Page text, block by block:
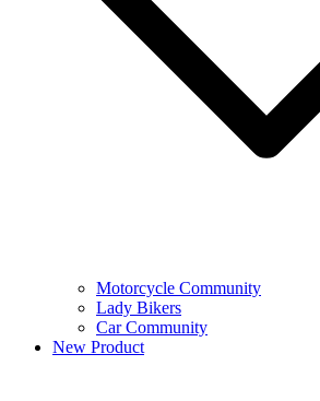
Motorcycle Community
Lady Bikers
Car Community
New Product